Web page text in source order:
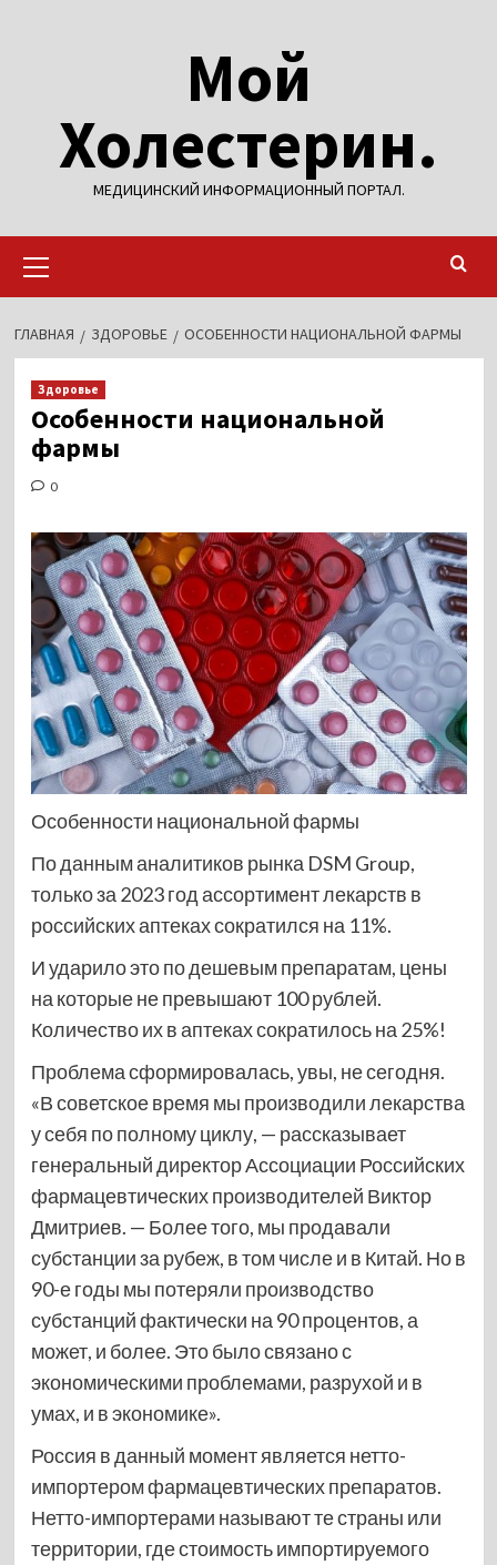
Мой
Холестерин.
МЕДИЦИНСКИЙ ИНФОРМАЦИОННЫЙ ПОРТАЛ.
меню
ГЛАВНАЯ ЗДОРОВЬЕ ОСОБЕННОСТИ НАЦИОНАЛЬНОЙ ФАРМЫ
Здоровье
Особенности национальной
фармы
0
Особенности национальной фармы
По данным аналитиков рынка DSM Group,
только за 2023 год ассортимент лекарств в
российских аптеках сократился на 11%.
И ударило это по дешевым препаратам, цены
на которые не превышают 100 рублей.
Количество их в аптеках сократилось на 25%!
Проблема сформировалась, увы, не сегодня.
«В советское время мы производили лекарства
у себя по полному циклу, — рассказывает
генеральный директор Ассоциации Российских
фармацевтических производителей Виктор
Дмитриев. — Более того, мы продавали
субстанции за рубеж, в том числе и в Китай. Но в
90-е годы мы потеряли производство
субстанций фактически на 90 процентов, а
может, и более. Это было связано с
экономическими проблемами, разрухой и в
умах, и в экономике».
Россия в данный момент является нетто-
импортером фармацевтических препаратов.
Нетто-импортерами называют те страны или
территории, где стоимость импортируемого